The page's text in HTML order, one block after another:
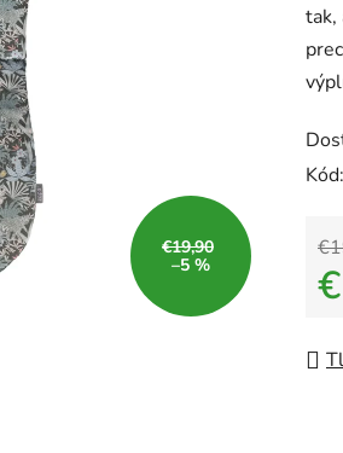
tak,
Kód:
€19,90
–5 %